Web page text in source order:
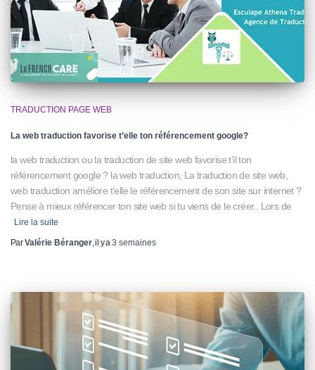
TRADUCTION PAGE WEB
La web traduction favorise t’elle ton référencement google?
la web traduction ou la traduction de site web favorise t’il ton
référencement google ? la web traduction, La traduction de site web,
web traduction améliore t’elle le référencement de son site sur internet ?
Pense à mieux référencer ton site web si tu viens de le créer.. Lors de
Lire la suite
ParValérie Béranger, il y a3 semaines